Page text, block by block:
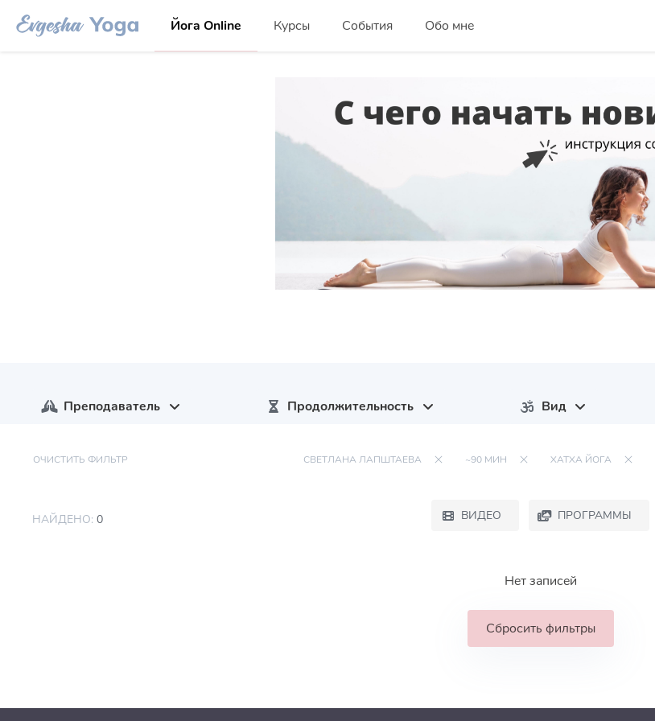
Йога Online Курсы События Обо мне
Преподаватель Продолжительность Вид
ОЧИСТИТЬ ФИЛЬТР СВЕТЛАНА ЛАПШТАЕВА ~90 МИН ХАТХА ЙОГА
НАЙДЕНО: 0 ВИДЕО ПРОГРАММЫ
Нет записей
Сбросить фильтры